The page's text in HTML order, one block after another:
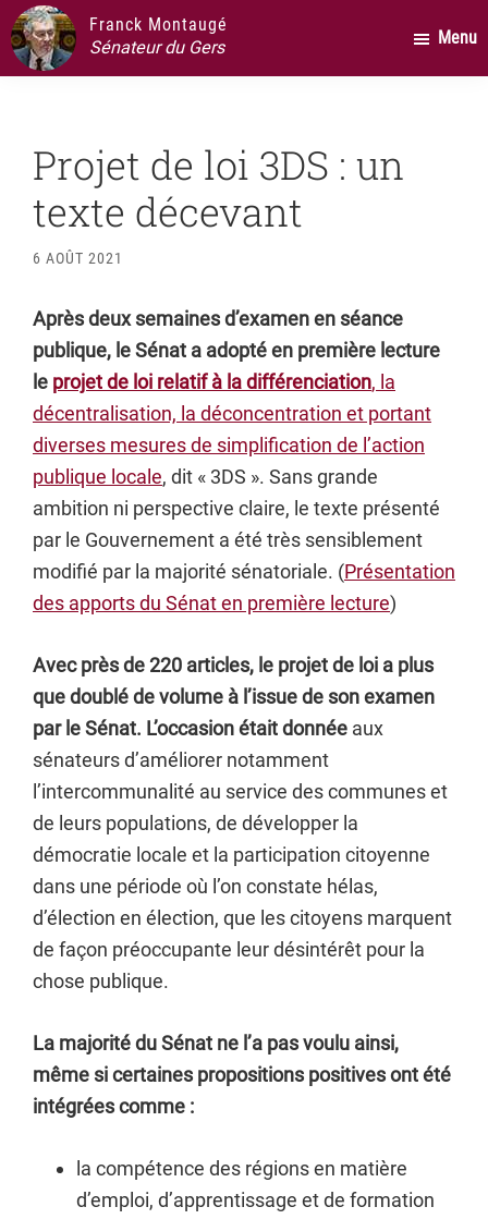
Passer
au
contenu
Passer
la
principale
Passer
au
pied
Franck Montaugé
Sénateur du Gers
Menu
Projet de loi 3DS : un
texte décevant
6 AOÛT 2021
Après deux semaines d’examen en séance
publique, le Sénat a adopté en première lecture
le projet de loi relatif à la différenciation, la
décentralisation, la déconcentration et portant
diverses mesures de simplification de l’action
publique locale, dit « 3DS ». Sans grande
ambition ni perspective claire, le texte présenté
par le Gouvernement a été très sensiblement
modifié par la majorité sénatoriale. (Présentation
des apports du Sénat en première lecture)
Avec près de 220 articles, le projet de loi a plus
que doublé de volume à l’issue de son examen
par le Sénat. L’occasion était donnée aux
sénateurs d’améliorer notamment
l’intercommunalité au service des communes et
de leurs populations, de développer la
démocratie locale et la participation citoyenne
dans une période où l’on constate hélas,
d’élection en élection, que les citoyens marquent
de façon préoccupante leur désintérêt pour la
chose publique.
La majorité du Sénat ne l’a pas voulu ainsi,
même si certaines propositions positives ont été
intégrées comme :
la compétence des régions en matière
d’emploi, d’apprentissage et de formation